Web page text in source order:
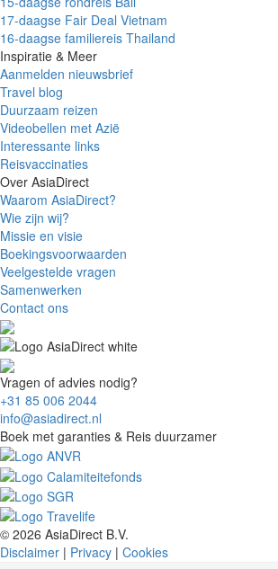
17-daagse Fair Deal Vietnam
16-daagse familiereis Thailand
Inspiratie & Meer
Aanmelden nieuwsbrief
Travel blog
Duurzaam reizen
Videobellen met Azië
Interessante links
Reisvaccinaties
Over AsiaDirect
Waarom AsiaDirect?
Wie zijn wij?
Missie en visie
Boekingsvoorwaarden
Veelgestelde vragen
Samenwerken
Contact ons
Vragen of advies nodig?
+31 85 006 2044
info@asiadirect.nl
Boek met garanties & Reis duurzamer
© 2026 AsiaDirect B.V.
Disclaimer | Privacy | Cookies